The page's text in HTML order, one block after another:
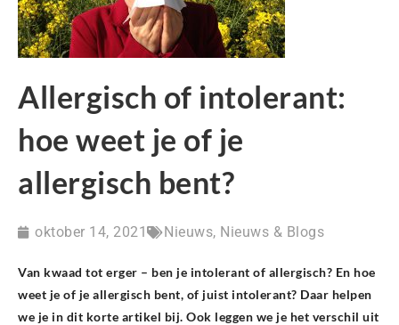
Allergisch of intolerant:
hoe weet je of je
allergisch bent?
oktober 14, 2021 Nieuws, Nieuws & Blogs
Van kwaad tot erger – ben je intolerant of allergisch? En hoe
weet je of je allergisch bent, of juist intolerant? Daar helpen
we je in dit korte artikel bij. Ook leggen we je het verschil uit